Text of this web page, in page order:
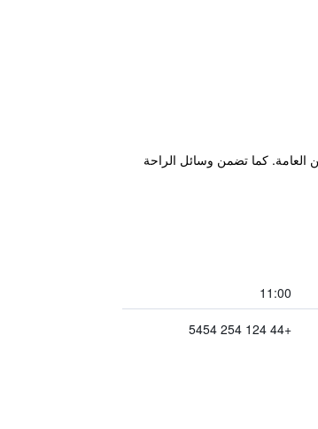
العامة. كما تضمن وسائل الراحة
11:00
+44 124 254 5454